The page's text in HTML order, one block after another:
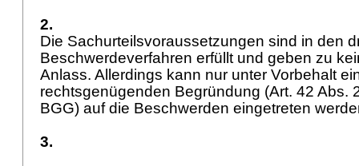
2.
Die Sachurteilsvoraussetzungen sind in den
Beschwerdeverfahren erfüllt und geben zu
Anlass. Allerdings kann nur unter Vorbehalt
rechtsgenügenden Begründung (Art. 42 Abs.
BGG) auf die Beschwerden eingetreten
3.